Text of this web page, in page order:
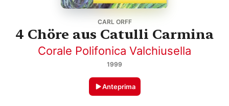
CARL ORFF
4 Chöre aus Catulli Carmina
Corale Polifonica Valchiusella
1999
Anteprima